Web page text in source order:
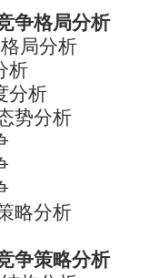
争格局分析
局分析
析
分析
势分析
略分析
争策略分析